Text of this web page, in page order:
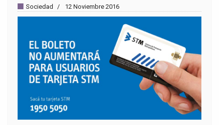
Sociedad 12 Noviembre 2016